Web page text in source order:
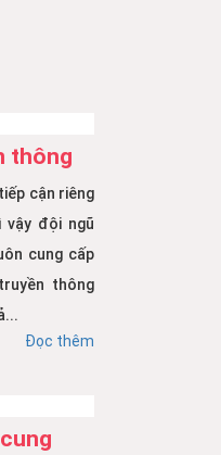
thông
cận riêng
vậy đội ngũ
cung cấp
thông
Đọc thêm